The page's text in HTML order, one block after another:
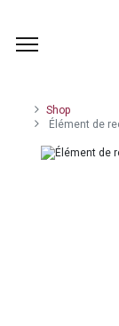
Shop
Élément de